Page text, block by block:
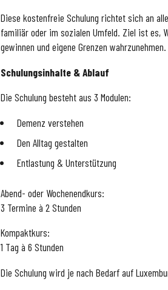
Diese kostenfreie Schulung richtet sich an
familiär oder im sozialen Umfeld. Ziel ist es,
gewinnen und eigene Grenzen wahrzunehmen.
Schulungsinhalte & Ablauf
Die Schulung besteht aus 3 Modulen:
Demenz verstehen
Den Alltag gestalten
Entlastung & Unterstützung
Abend- oder Wochenendkurs:
3 Termine à 2 Stunden
Kompaktkurs:
1 Tag à 6 Stunden
Die Schulung wird je nach Bedarf auf